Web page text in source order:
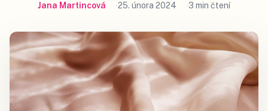
Jana Martincová 25. února 2024 3 min čtení